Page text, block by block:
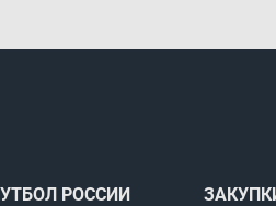
РОССИИ